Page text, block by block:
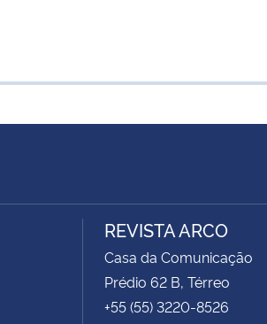
REVISTA ARCO
Casa da Comunicação
Prédio 62 B, Térreo
+55 (55) 3220-8526